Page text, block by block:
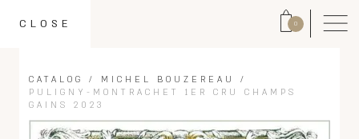
0
CLOSE
CATALOG / MICHEL BOUZEREAU
/
PULIGNY-MONTRACHET 1ER CRU CHAMPS
GAINS 2023